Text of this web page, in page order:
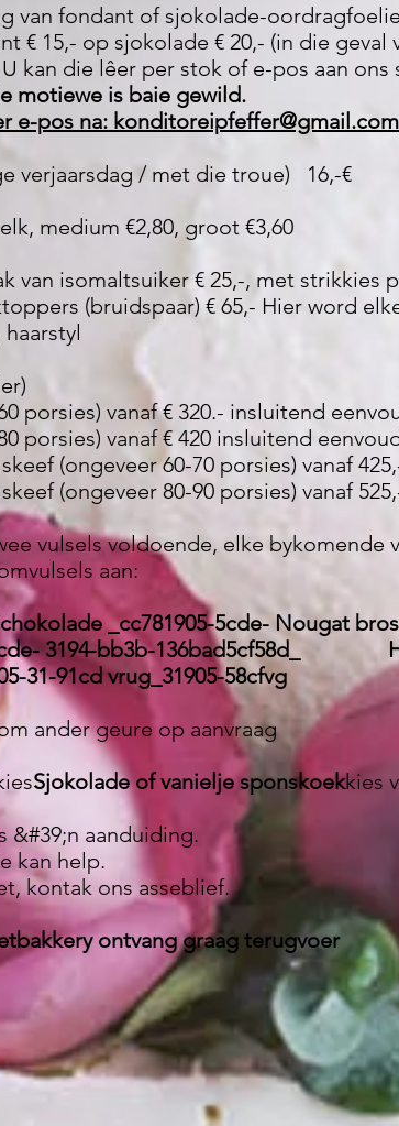
van fondant of sjokolade-
€ 15,- op sjokolade € 20,- (in die
kan die lêer per stok of e-pos aan ons
motiewe is baie gewild.
e-pos na: konditoreipfeffer@gmail.com
verjaarsdag / met die troue) 16,-€
medium €2,80, groot €3,60
van isomaltsuiker € 25,-, met strikkies
(bruidspaar) € 65,- Hier word
porsies) vanaf € 320.- insluitend
porsies) vanaf € 420 insluitend
(ongeveer 60-70 porsies) vanaf
(ongeveer 80-90 porsies) vanaf
vulsels voldoende, elke bykomende
aan:
_cc781905-5cde- Nougat bros
3194-bb3b-136bad5cf58d_
31-91cd vrug_31905-58cfvg
ander geure op aanvraag
Sjokolade of vanielje sponskoekkies
&#39;n aanduiding.
kan help.
kontak ons asseblief.
ontvang graag terugvoer